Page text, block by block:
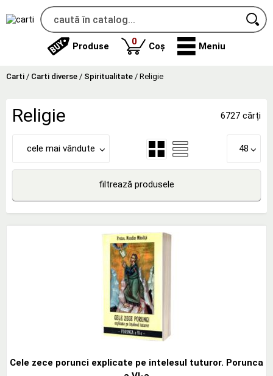
Produse 0produse
Coș Meniu
Carti / Carti diverse / Spiritualitate / Religie
Religie 6727 cărți
cele mai vândute 48
filtrează produsele
Cele zece porunci explicate pe intelesul tuturor. Porunca